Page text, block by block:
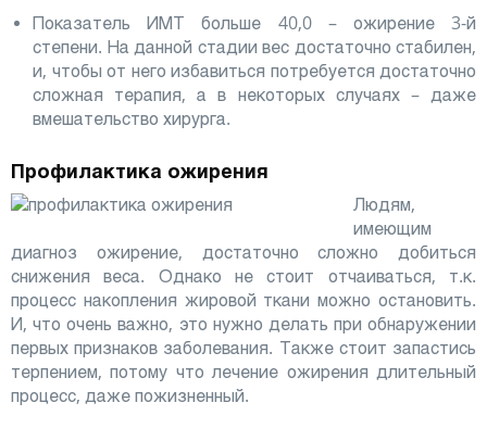
Показатель ИМТ больше 40,0 – ожирение 3-й
степени. На данной стадии вес достаточно стабилен,
и, чтобы от него избавиться потребуется достаточно
сложная терапия, а в некоторых случаях – даже
вмешательство хирурга.
Профилактика ожирения
Людям,
имеющим
диагноз ожирение, достаточно сложно добиться
снижения веса. Однако не стоит отчаиваться, т.к.
процесс накопления жировой ткани можно остановить.
И, что очень важно, это нужно делать при обнаружении
первых признаков заболевания. Также стоит запастись
терпением, потому что лечение ожирения длительный
процесс, даже пожизненный.